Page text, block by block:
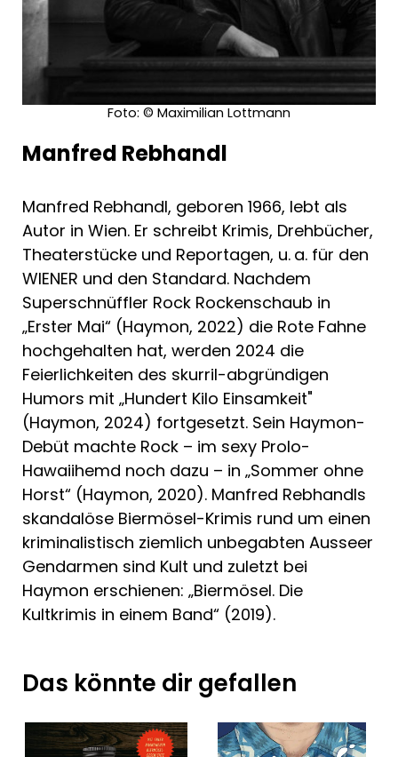
Foto: © Maximilian Lottmann
Manfred Rebhandl
Manfred Rebhandl, geboren 1966, lebt als
Autor in Wien. Er schreibt Krimis, Drehbücher,
Theaterstücke und Reportagen, u. a. für den
WIENER und den Standard. Nachdem
Superschnüffler Rock Rockenschaub in
„Erster Mai“ (Haymon, 2022) die Rote Fahne
hochgehalten hat, werden 2024 die
Feierlichkeiten des skurril-abgründigen
Humors mit „Hundert Kilo Einsamkeit"
(Haymon, 2024) fortgesetzt. Sein Haymon-
Debüt machte Rock – im sexy Prolo-
Hawaiihemd noch dazu – in „Sommer ohne
Horst“ (Haymon, 2020). Manfred Rebhandls
skandalöse Biermösel-Krimis rund um einen
kriminalistisch ziemlich unbegabten Ausseer
Gendarmen sind Kult und zuletzt bei
Haymon erschienen: „Biermösel. Die
Kultkrimis in einem Band“ (2019).
Das könnte dir gefallen